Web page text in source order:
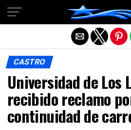
CASTRO
Universidad de Los
recibido reclamo
continuidad de
Salir de la versión